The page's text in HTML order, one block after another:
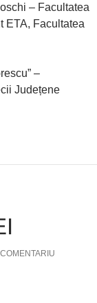
– Facultatea
ETA, Facultatea
–
Județene